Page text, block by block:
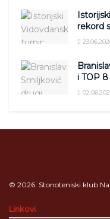
rekord
i TOP
© 2026. Stonoteniski klub
Linkovi